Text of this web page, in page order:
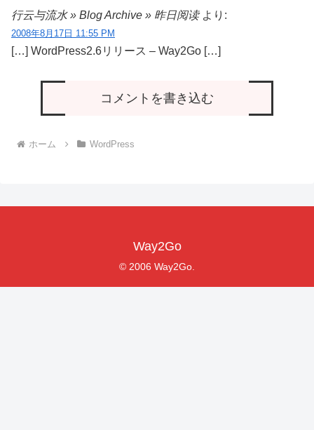
行云与流水 » Blog Archive » 昨日阅读 より:
2008年8月17日 11:55 PM
[…] WordPress2.6リリース – Way2Go […]
コメントを書き込む
ホーム WordPress
Way2Go
© 2006 Way2Go.